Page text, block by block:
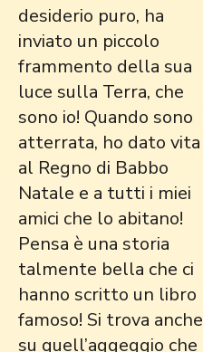
desiderio puro, ha
inviato un piccolo
frammento della sua
luce sulla Terra, che
sono io! Quando sono
atterrata, ho dato vita
al Regno di Babbo
Natale e a tutti i miei
amici che lo abitano!
Pensa è una storia
talmente bella che ci
hanno scritto un libro
famoso! Si trova anche
su quell’aggeggio che